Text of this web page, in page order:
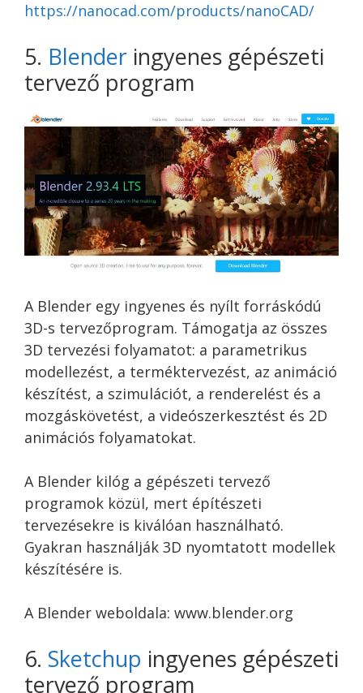
https://nanocad.com/products/nanoCAD/
5. Blender ingyenes gépészeti
tervező program
A Blender egy ingyenes és nyílt forráskódú
3D-s tervezőprogram. Támogatja az összes
3D tervezési folyamatot: a parametrikus
modellezést, a terméktervezést, az animáció
készítést, a szimulációt, a renderelést és a
mozgáskövetést, a videószerkesztést és 2D
animációs folyamatokat.
A Blender kilóg a gépészeti tervező
programok közül, mert építészeti
tervezésekre is kiválóan használható.
Gyakran használják 3D nyomtatott modellek
készítésére is.
A Blender weboldala: www.blender.org
6. Sketchup ingyenes gépészeti
tervező program